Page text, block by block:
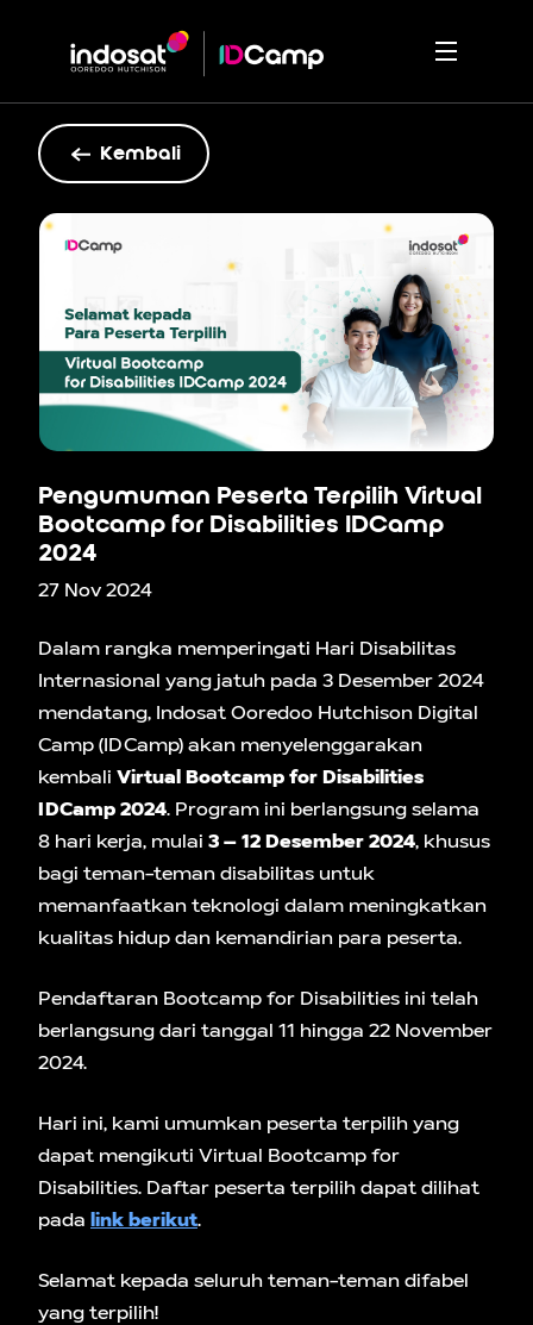
Kembali
Pengumuman Peserta Terpilih Virtual
Bootcamp for Disabilities IDCamp
2024
27 Nov 2024
Dalam rangka memperingati Hari Disabilitas
Internasional yang jatuh pada 3 Desember 2024
mendatang, Indosat Ooredoo Hutchison Digital
Camp (IDCamp) akan menyelenggarakan
kembali Virtual Bootcamp for Disabilities
IDCamp 2024. Program ini berlangsung selama
8 hari kerja, mulai 3 – 12 Desember 2024, khusus
bagi teman-teman disabilitas untuk
memanfaatkan teknologi dalam meningkatkan
kualitas hidup dan kemandirian para peserta.
Pendaftaran Bootcamp for Disabilities ini telah
berlangsung dari tanggal 11 hingga 22 November
2024.
Hari ini, kami umumkan peserta terpilih yang
dapat mengikuti Virtual Bootcamp for
Disabilities. Daftar peserta terpilih dapat dilihat
pada link berikut.
Selamat kepada seluruh teman-teman difabel
yang terpilih!